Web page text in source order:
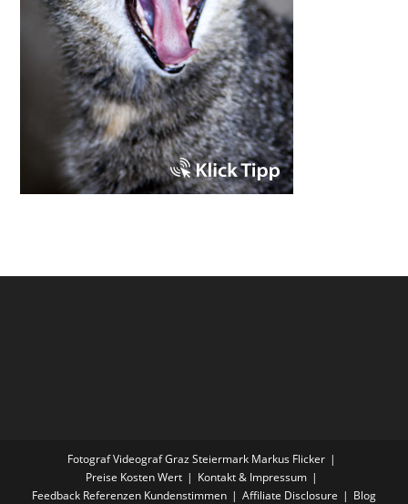
Fotograf Videograf Graz Steiermark Markus Flicker
Preise Kosten Wert
Kontakt & Impressum
Feedback Referenzen Kundenstimmen
Affiliate Disclosure Blog